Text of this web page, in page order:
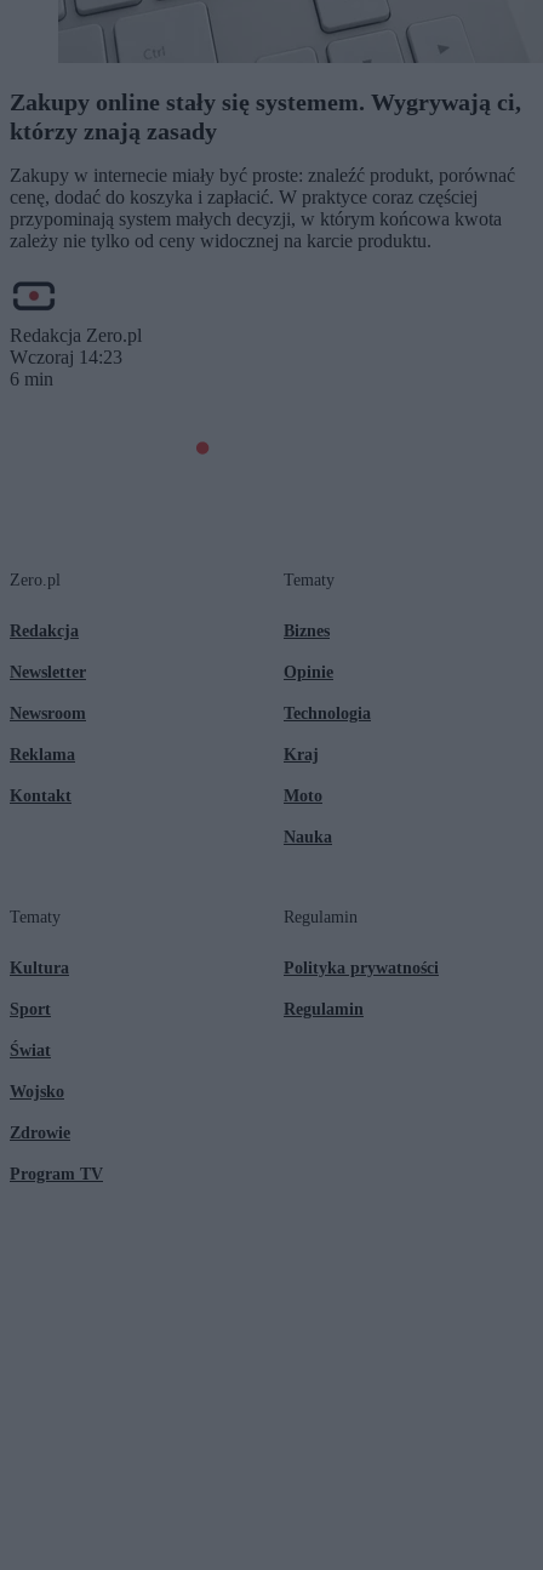
Zakupy online stały się systemem. Wygrywają ci,
którzy znają zasady
Zakupy w internecie miały być proste: znaleźć produkt, porównać
cenę, dodać do koszyka i zapłacić. W praktyce coraz częściej
przypominają system małych decyzji, w którym końcowa kwota
zależy nie tylko od ceny widocznej na karcie produktu.
Redakcja Zero.pl
Wczoraj 14:23
6 min
Zero.pl
Redakcja
Newsletter
Newsroom
Reklama
Kontakt
Tematy
Biznes
Opinie
Technologia
Kraj
Moto
Nauka
Tematy
Kultura
Sport
Świat
Wojsko
Zdrowie
Program TV
Regulamin
Polityka prywatności
Regulamin